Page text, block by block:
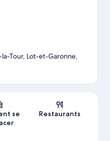
Tour, Lot-et-Garonne,
se
Restaurants